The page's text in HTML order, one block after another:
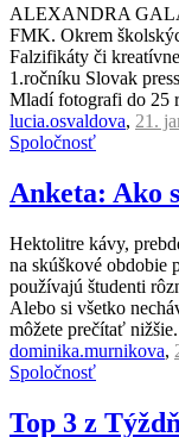
ALEXANDRA
FMK. Okrem
Falzifikáty či
1.ročníku Slovak
Mladí fotografi do 25
lucia.osvaldova, 21.
Spoločnosť
Anketa: Ako
Hektolitre kávy,
na skúškové obdobie
používajú študenti
Alebo si všetko
môžete prečítať nižšie.
dominika.murnikova,
Spoločnosť
Top 3 z